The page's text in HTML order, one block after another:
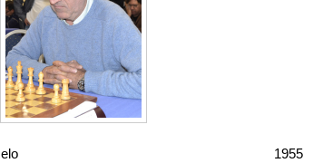
elo
1955